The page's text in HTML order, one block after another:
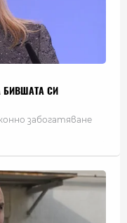
БИВШАТА СИ
забогатяване